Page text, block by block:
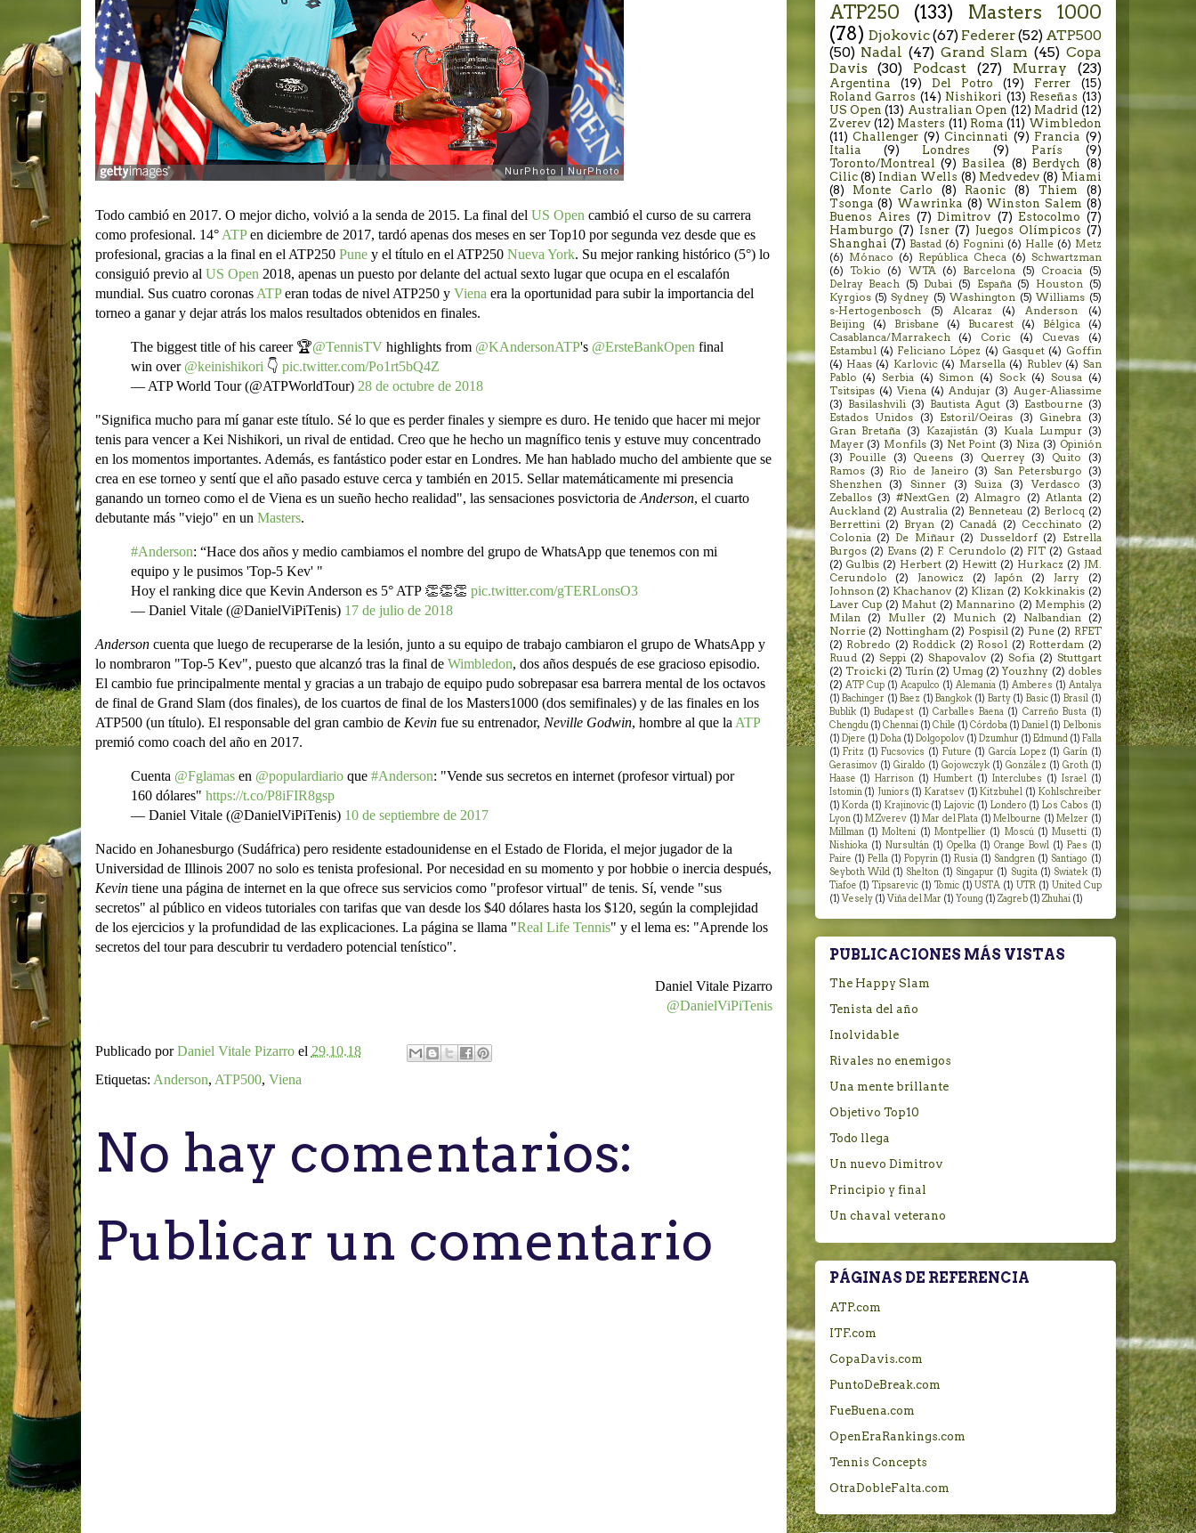
Todo cambió en 2017. O mejor dicho, volvió a la senda de 2015. La final del US Open cambió el curso de su carrera
como profesional. 14° ATPen diciembre de 2017, tardó apenas dos meses en ser Top10 por segunda vez desde que es
profesional, gracias a la final en el ATP250 Puney el título en el ATP250 Nueva York. Su mejor ranking histórico (5°) lo
consiguió previo al US Open 2018, apenas un puesto por delante del actual sexto lugar que ocupa en el escalafón
mundial. Sus cuatro coronas ATPeran todas de nivel ATP250 y Viena era la oportunidad para subir la importancia del
torneo a ganar y dejar atrás los malos resultados obtenidos en finales.
The biggest title of his career 🏆@TennisTVhighlights from @KAndersonATP's @ErsteBankOpen final
win over @keinishikori 👇 pic.twitter.com/Po1rt5bQ4Z
— ATP World Tour (@ATPWorldTour) 28 de octubre de 2018
"Significa mucho para mí ganar este título. Sé lo que es perder finales y siempre es duro. He tenido que hacer mi mejor
tenis para vencer a Kei Nishikori, un rival de entidad. Creo que he hecho un magnífico tenis y estuve muy concentrado
en los momentos importantes. Además, es fantástico poder estar en Londres. Me han hablado mucho del ambiente que se
crea en ese torneo y sentí que el año pasado estuve cerca y también en 2015. Sellar matemáticamente mi presencia
ganando un torneo como el de Viena es un sueño hecho realidad", las sensaciones posvictoria de Anderson, el cuarto
debutante más "viejo" en un Masters.
#Anderson: “Hace dos años y medio cambiamos el nombre del grupo de WhatsApp que tenemos con mi
equipo y le pusimos 'Top-5 Kev' "
Hoy el ranking dice que Kevin Anderson es 5° ATP 👏👏👏 pic.twitter.com/gTERLonsO3
— Daniel Vitale (@DanielViPiTenis) 17 de julio de 2018
Anderson cuenta que luego de recuperarse de la lesión, junto a su equipo de trabajo cambiaron el grupo de WhatsApp y
lo nombraron "Top-5 Kev", puesto que alcanzó tras la final de Wimbledon, dos años después de ese gracioso episodio.
El cambio fue principalmente mental y gracias a un trabajo de equipo pudo sobrepasar esa barrera mental de los octavos
de final de Grand Slam (dos finales), de los cuartos de final de los Masters1000 (dos semifinales) y de las finales en los
ATP500 (un título). El responsable del gran cambio de Kevin fue su entrenador, Neville Godwin, hombre al que la ATP
premió como coach del año en 2017.
Cuenta @Fglamasen @populardiarioque #Anderson: "Vende sus secretos en internet (profesor virtual) por
160 dólares" https://t.co/P8iFIR8gsp
— Daniel Vitale (@DanielViPiTenis) 10 de septiembre de 2017
Nacido en Johanesburgo (Sudáfrica) pero residente estadounidense en el Estado de Florida, el mejor jugador de la
Universidad de Illinois 2007 no solo es tenista profesional. Por necesidad en su momento y por hobbie o inercia después,
Kevin tiene una página de internet en la que ofrece sus servicios como "profesor virtual" de tenis. Sí, vende "sus
secretos" al público en videos tutoriales con tarifas que van desde los $40 dólares hasta los $120, según la complejidad
de los ejercicios y la profundidad de las explicaciones. La página se llama "Real Life Tennis" y el lema es: "Aprende los
secretos del tour para descubrir tu verdadero potencial tenístico".
Daniel Vitale Pizarro
@DanielViPiTenis
Publicado porDaniel Vitale Pizarro el 29.10.18
Etiquetas: Anderson, ATP500, Viena
No hay comentarios:
Publicar un comentario
ATP250 (133)
Masters 1000
(78) Djokovic(67) Federer(52) ATP500
(50) Nadal (47) Grand Slam (45) Copa
Davis
(30) Podcast (27) Murray (23)
Argentina (19) Del Potro (19) Ferrer
(15)
Roland Garros (14) Nishikori (13) Reseñas (13)
US Open (13) Australian Open (12) Madrid (12)
Zverev (12) Masters (11) Roma (11) Wimbledon
(11) Challenger (9) Cincinnati (9) Francia (9)
Italia
(9) Londres (9) París
(9)
Toronto/Montreal (9) Basilea (8) Berdych (8)
Cilic (8) Indian Wells (8) Medvedev (8) Miami
(8)
Monte Carlo (8) Raonic (8) Thiem
(8)
Tsonga (8) Wawrinka (8) Winston Salem (8)
Buenos Aires (7) Dimitrov (7) Estocolmo (7)
Hamburgo (7) Isner (7) Juegos Olímpicos (7)
Shanghai (7) Bastad (6) Fognini (6) Halle (6) Metz
(6) Mónaco (6) República Checa (6) Schwartzman
(6) Tokio (6) WTA (6) Barcelona (5) Croacia (5)
Delray Beach (5) Dubai (5) España (5) Houston (5)
Kyrgios (5) Sydney (5) Washington (5) Williams (5)
s-Hertogenbosch
(5) Alcaraz (4) Anderson
(4)
Beijing
(4) Brisbane (4) Bucarest (4) Bélgica
(4)
Casablanca/Marrakech
(4) Coric (4) Cuevas
(4)
Estambul (4) Feliciano López (4) Gasquet (4) Goffin
(4) Haas (4) Karlovic (4) Marsella (4) Rublev (4) San
Pablo (4) Serbia (4) Simon (4) Sock (4) Sousa (4)
Tsitsipas (4) Viena (4) Andujar (3) Auger-Aliassime
(3) Basilashvili (3) Bautista Agut (3) Eastbourne (3)
Estados Unidos (3) Estoril/Oeiras (3) Ginebra (3)
Gran Bretaña (3) Kazajistán (3) Kuala Lumpur (3)
Mayer (3) Monfils (3) Net Point (3) Niza (3) Opinión
(3)
Pouille (3) Queens (3) Querrey (3) Quito
(3)
Ramos (3) Rio de Janeiro (3) San Petersburgo (3)
Shenzhen
(3) Sinner (3) Suiza (3) Verdasco
(3)
Zeballos (3) #NextGen (2) Almagro (2) Atlanta (2)
Auckland (2) Australia (2) Benneteau (2) Berlocq (2)
Berrettini (2) Bryan (2) Canadá (2) Cecchinato (2)
Colonia (2) De Miñaur (2) Dusseldorf (2)
Estrella
Burgos (2) Evans (2) F. Cerundolo (2) FIT (2) Gstaad
(2) Gulbis (2) Herbert (2) Hewitt (2) Hurkacz (2) JM.
Cerundolo
(2) Janowicz (2) Japón (2) Jarry
(2)
Johnson (2) Khachanov (2) Klizan (2) Kokkinakis (2)
Laver Cup (2) Mahut (2) Mannarino (2) Memphis (2)
Milan
(2) Muller (2) Munich (2) Nalbandian
(2)
Norrie (2) Nottingham (2) Pospisil (2) Pune (2) RFET
(2) Robredo (2) Roddick (2) Rosol (2) Rotterdam (2)
Ruud (2) Seppi (2) Shapovalov (2) Sofia (2) Stuttgart
(2) Troicki (2) Turín (2) Umag (2) Youzhny (2) dobles
(2) ATP Cup (1) Acapulco (1) Alemania (1) Amberes (1) Antalya
(1) Bachinger (1) Baez (1) Bangkok (1) Barty (1) Basic (1) Brasil (1)
Bublik (1) Budapest (1) Carballes Baena (1) Carreño Busta (1)
Chengdu (1) Chennai (1) Chile (1) Córdoba (1) Daniel (1) Delbonis
(1) Djere (1) Doha (1) Dolgopolov (1) Dzumhur (1) Edmund (1) Falla
(1) Fritz (1) Fucsovics (1) Future (1) García Lopez (1) Garín (1)
Gerasimov (1) Giraldo (1) Gojowczyk (1) González (1) Groth (1)
Haase (1) Harrison (1) Humbert (1) Interclubes (1) Israel (1)
Istomin (1) Juniors (1) Karatsev (1) Kitzbuhel (1) Kohlschreiber
(1) Korda (1) Krajinovic (1) Lajovic (1) Londero (1) Los Cabos (1)
Lyon (1) M.Zverev (1) Mar del Plata (1) Melbourne (1) Melzer (1)
Millman (1) Molteni (1) Montpellier (1) Moscú (1) Musetti (1)
Nishioka (1) Nursultán (1) Opelka (1) Orange Bowl (1) Paes (1)
Paire (1) Pella (1) Popyrin (1) Rusia (1) Sandgren (1) Santiago (1)
Seyboth Wild (1) Shelton (1) Singapur (1) Sugita (1) Swiatek (1)
Tiafoe (1) Tipsarevic (1) Tomic (1) USTA (1) UTR (1) United Cup
(1) Vesely (1) Viña del Mar (1) Young (1) Zagreb (1) Zhuhai (1)
PUBLICACIONES MÁS VISTAS
The Happy Slam
Tenista del año
Inolvidable
Rivales no enemigos
Una mente brillante
Objetivo Top10
Todo llega
Un nuevo Dimitrov
Principio y final
Un chaval veterano
PÁGINAS DE REFERENCIA
ATP.com
ITF.com
CopaDavis.com
PuntoDeBreak.com
FueBuena.com
OpenEraRankings.com
Tennis Concepts
OtraDobleFalta.com